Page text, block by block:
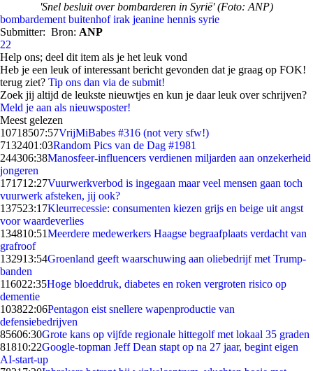
'Snel besluit over bombarderen in Syrië' (Foto: ANP)
bombardement buitenhof irak jeanine hennis syrie
Submitter: Bron: ANP
22
Help ons; deel dit item als je het leuk vond
Heb je een leuk of interessant bericht gevonden dat je graag op FOK!
terug ziet? Tip ons dan via de submit!
Zoek jij altijd de leukste nieuwtjes en kun je daar leuk over schrijven?
Meld je aan als nieuwsposter!
Meest gelezen
10718507:57VrijMiBabes #316 (not very sfw!)
7132401:03Random Pics van de Dag #1981
244306:38Manosfeer-influencers verdienen miljarden aan onzekerheid
jongeren
171712:27Vuurwerkverbod is ingegaan maar veel mensen gaan toch
vuurwerk afsteken, jij ook?
137523:17Kleurrecessie: consumenten kiezen grijs en beige uit angst
voor waardeverlies
134810:51Meerdere medewerkers Haagse begraafplaats verdacht van
grafroof
132913:54Groenland geeft waarschuwing aan oliebedrijf met Trump-
banden
116022:35Hoge bloeddruk, diabetes en roken vergroten risico op
dementie
103822:06Pentagon eist snellere wapenproductie van
defensiebedrijven
85606:30Grote kans op vijfde regionale hittegolf met lokaal 35 graden
81810:22Google-topman Jeff Dean stapt op na 27 jaar, begint eigen
AI-start-up